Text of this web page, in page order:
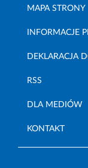
MAPA STRONY
INFORMACJE
DEKLARACJA
RSS
DLA MEDIÓW
KONTAKT